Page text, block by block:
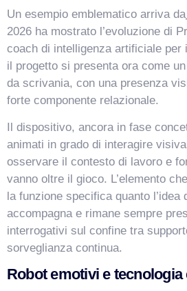
Un esempio emblematico arriva da
2026 ha mostrato l’evoluzione di
coach di intelligenza artificiale per
il progetto si presenta ora come
da scrivania, con una presenza
forte componente relazionale.
Il dispositivo, ancora in fase
animati in grado di interagire
osservare il contesto di lavoro e
vanno oltre il gioco. L’elemento
la funzione specifica quanto l’idea
accompagna e rimane sempre
interrogativi sul confine tra
sorveglianza continua.
Robot emotivi e
VismarChat
Salve! Sono VismarChat, l'agente AI
cosa possiamo esserti utile?